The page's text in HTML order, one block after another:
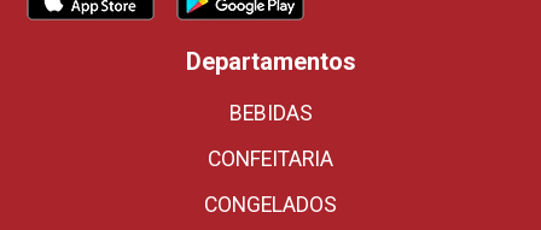
Departamentos
BEBIDAS
CONFEITARIA
CONGELADOS